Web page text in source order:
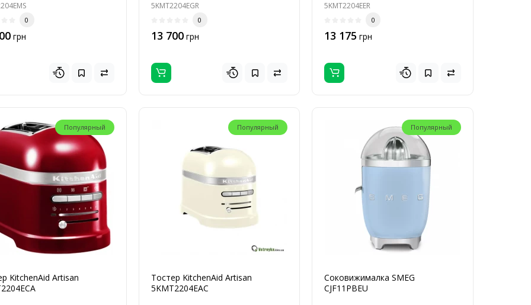
0
грн
5KMT2204EGR
0
13 700грн
5KMT2204EER
0
13 175 грн
Популярный
KitchenAid Artisan
Популярный
Тостер KitchenAid Artisan
5KMT2204EAC
Популярный
Соковижималка SMEG
CJF11PBEU